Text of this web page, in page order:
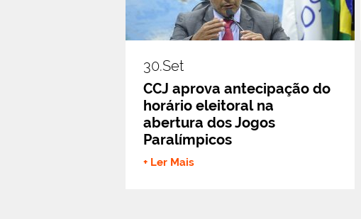
30.set
CCJ aprova antecipação do
horário eleitoral na
abertura dos Jogos
Paralímpicos
+ Ler Mais